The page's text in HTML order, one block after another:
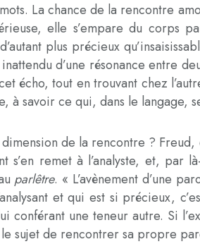
La chance de la rencontre
elle s’empare du corps
plus précieux
d’une résonance entre
écho, tout en trouvant chez
à savoir ce qui, dans le langage,
de la rencontre ?
s’en remet à l’analyste, et,
parlêtre. « L’avènement d’une
et qui est si précieux,
une teneur autre. Si
sujet de rencontrer sa propre